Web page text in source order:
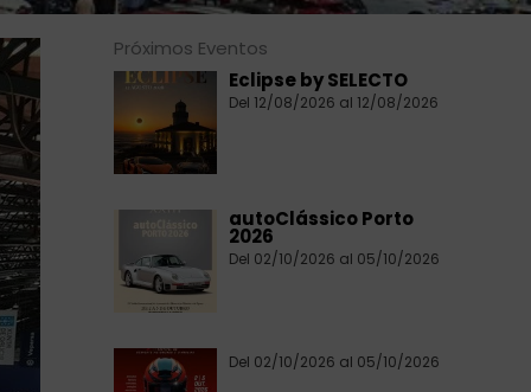
Próximos Eventos
Eclipse by SELECTO
Del 12/08/2026 al 12/08/2026
autoClássico Porto
2026
Del 02/10/2026 al 05/10/2026
Del 02/10/2026 al 05/10/2026